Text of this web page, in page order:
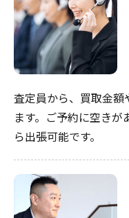
査定員から、買取金額
ます。ご予約に空きが
ら出張可能です。